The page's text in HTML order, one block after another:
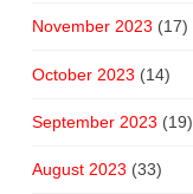
November 2023 (17)
October 2023 (14)
September 2023 (19)
August 2023 (33)